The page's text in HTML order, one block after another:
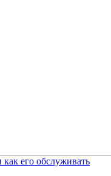
его обслуживать